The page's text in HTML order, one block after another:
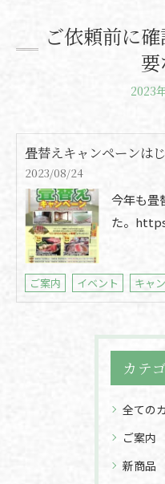
ご依頼前に
2023
畳替えキャンペーンは
2023/08/24
今年も畳
た。
ご案内 イベント キャ
カテ
全ての
ご案内
新商品